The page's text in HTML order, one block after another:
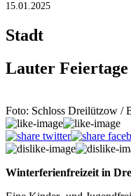
15.01.2025
Stadt
Lauter Feiertage
Foto: Schloss Dreilützow /
Winterferienfreizeit in